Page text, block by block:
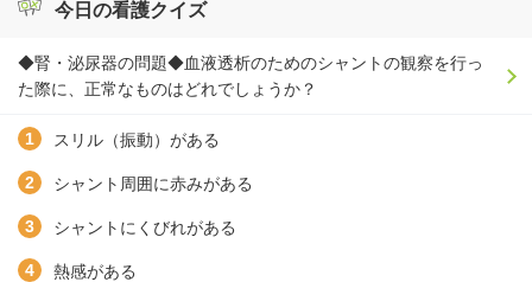
今日の看護クイズ
◆腎・泌尿器の問題◆血液透析のためのシャントの観察を行っ
た際に、正常なものはどれでしょうか？
スリル（振動）がある
シャント周囲に赤みがある
シャントにくびれがある
熱感がある